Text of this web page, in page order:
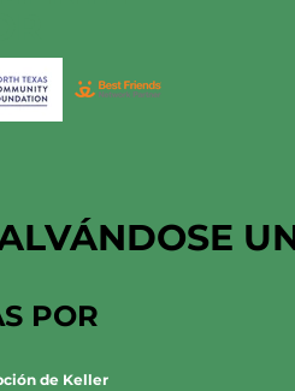
POR
de Keller